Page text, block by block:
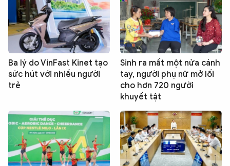
Ba lý do VinFast Kinet tạo
sức hút với nhiều người
trẻ
Sinh ra mất một nửa cánh
tay, người phụ nữ mở lối
cho hơn 720 người
khuyết tật